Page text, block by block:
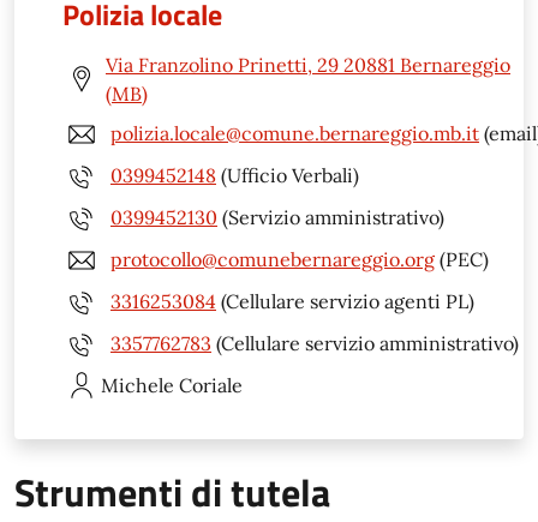
Polizia locale
Via Franzolino Prinetti, 29 20881 Bernareggio
(MB)
polizia.locale@comune.bernareggio.mb.it
0399452148 (Ufficio Verbali)
0399452130 (Servizio amministrativo)
protocollo@comunebernareggio.org (PEC)
3316253084 (Cellulare servizio agenti PL)
3357762783 (Cellulare servizio amministrativo)
Michele Coriale
Strumenti di tutela